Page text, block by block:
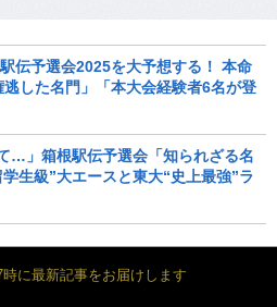
伝予選会2025を大予想する！ 本命
した名門」「本大会経験者6名が登
…」箱根駅伝予選会「知られざる名
生級”大エースと東大“史上最強”ラ
に最新記事をお届けします